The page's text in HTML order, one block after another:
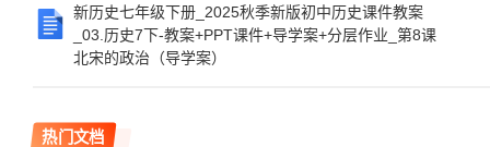
新历史七年级下册_2025秋季新版初中历史课件教案
_03.历史7下-教案+PPT课件+导学案+分层作业_第8课
北宋的政治（导学案）
热门文档